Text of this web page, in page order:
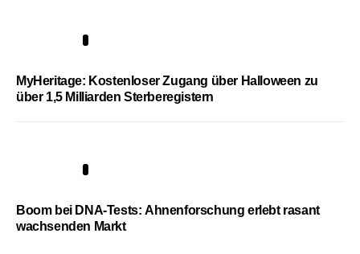
MyHeritage: Kostenloser Zugang über Halloween zu
über 1,5 Milliarden Sterberegistern
Boom bei DNA-Tests: Ahnenforschung erlebt rasant
wachsenden Markt